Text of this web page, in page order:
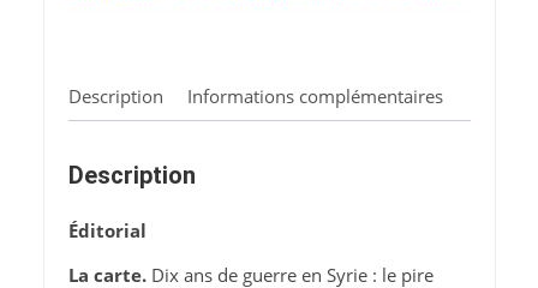
Description Informations complémentaires
Description
Éditorial
La carte. Dix ans de guerre en Syrie : le pire